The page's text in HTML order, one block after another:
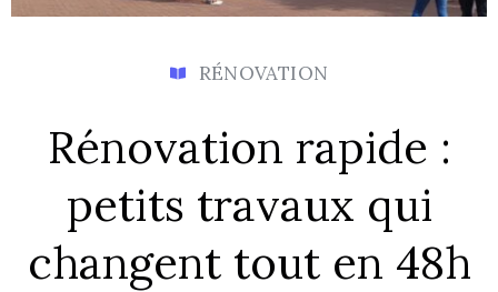
RÉNOVATION
Rénovation rapide :
petits travaux qui
changent tout en 48h